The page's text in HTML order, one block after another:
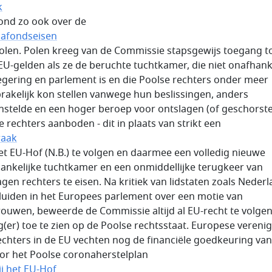
zo ook over de
Polen kreeg van de Commissie stapsgewijs toegang
gelden als ze de beruchte tuchtkamer, die niet
en parlement is en die Poolse rechters onder meer
kon stellen vanwege hun beslissingen, anders
en een hoger beroep voor ontslagen (of
rechters aanboden - dit in plaats van strikt een
EU-Hof (N.B.) te volgen en daarmee een volledig nieuwe
tuchtkamer en een onmiddellijke terugkeer van
rechters te eisen. Na kritiek van lidstaten zoals
in het Europees parlement over een motie van
beweerde de Commissie altijd al EU-recht te
toe te zien op de Poolse rechtsstaat. Europese
in de EU vechten nog de financiële goedkeuring
het Poolse coronaherstelplan